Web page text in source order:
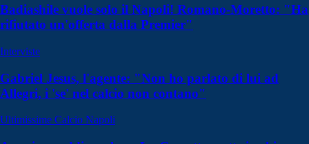
Badiashile vuole solo il Napoli! Romano-Moretto: "Ha
rifiutato un'offerta dalla Premier"
Interviste
Gabriel Jesus, l'agente: "Non ho parlato di lui ad
Allegri, i 'se' nel calcio non contano"
Ultimissime Calcio Napoli